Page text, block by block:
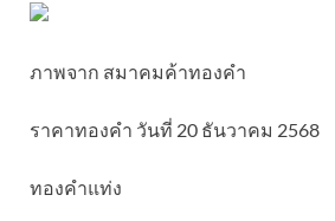
ภาพจาก สมาคมค้าทองคำ
ราคาทองคำ วันที่ 20 ธันวาคม 2568
ทองคำแท่ง